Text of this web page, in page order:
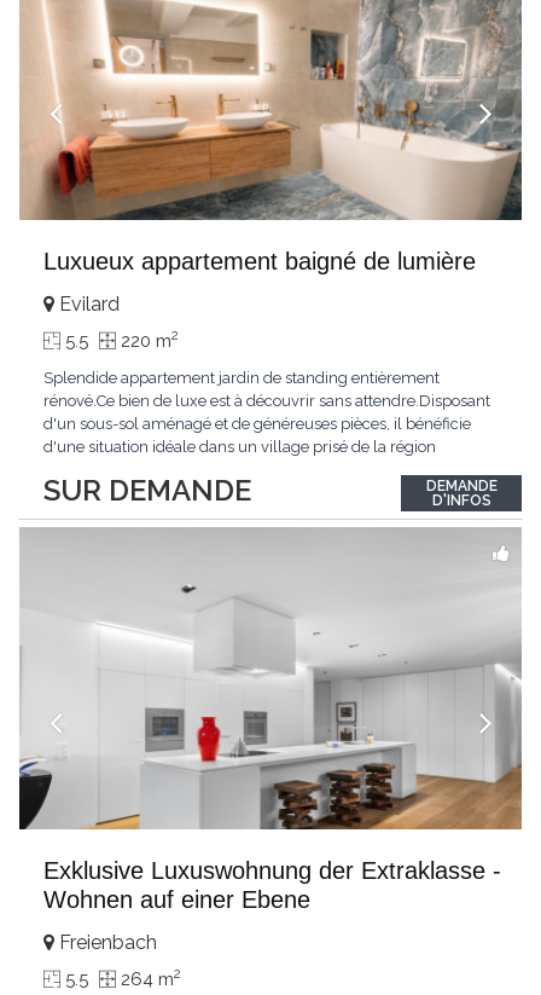
Luxueux appartement baigné de lumière
SUR DEMANDE
Evilard
5.5 220 m2
Splendide appartement jardin de standing entièrement
rénové.Ce bien de luxe est à découvrir sans attendre.Disposant
d'un sous-sol aménagé et de généreuses pièces, il bénéficie
d'une situation idéale dans un village prisé de la région
hors du commun tout au long de la journée.Points forts:4
grandes chambresUn vaste séjour...
DEMANDE
D'INFOS
Exklusive Luxuswohnung der Extraklasse -
Wohnen auf einer Ebene
Freienbach
5.5 264 m2